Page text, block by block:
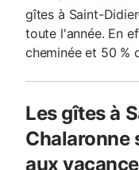
gîtes à Saint-
toute l'année. En
cheminée et 50 %
Les gîtes à
Chalaronne
aux